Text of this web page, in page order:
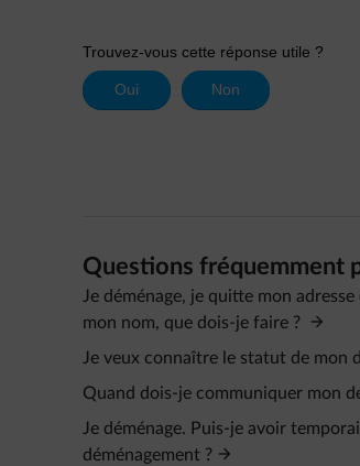
Questions fréquemment
Je déménage, je quitte mon
mon nom, que dois-je faire ?
Je veux connaître le statut de mon
Quand dois-je communiquer mon
Je déménage. Puis-je avoir
déménagement ?